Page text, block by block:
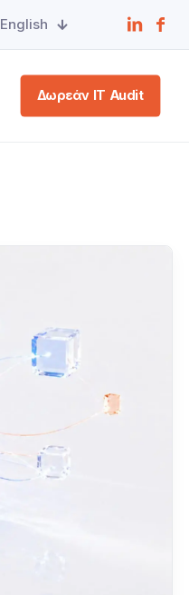
English
Δωρεάν IT Audit